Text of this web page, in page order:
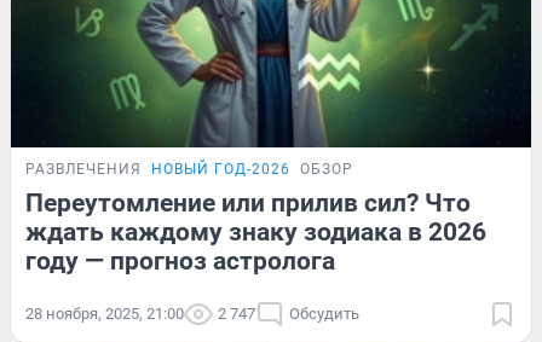
РАЗВЛЕЧЕНИЯ НОВЫЙ ГОД-2026 ОБЗОР
Переутомление или прилив сил? Что
ждать каждому знаку зодиака в 2026
году — прогноз астролога
28 ноября, 2025, 21:00 2 747 Обсудить